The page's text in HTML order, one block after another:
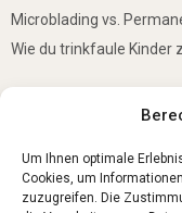
Um Ihnen optimale
Cookies, um
zuzugreifen. Die
Microblading vs.
Wie du trinkfaule Kinder
5 Gründe, warum jedes
Ist Lockpicking in